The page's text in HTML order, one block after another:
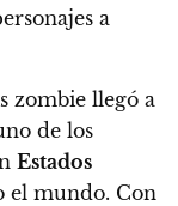
a
zombie llegó a
de los
Estados
el mundo. Con